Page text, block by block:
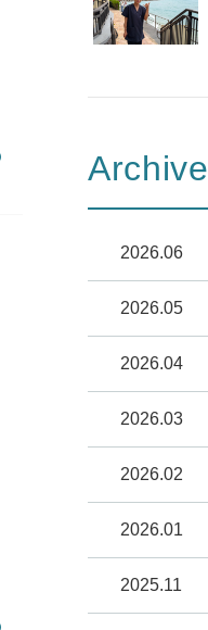
Archive
2026.06
2026.05
2026.04
2026.03
2026.02
2026.01
2025.11